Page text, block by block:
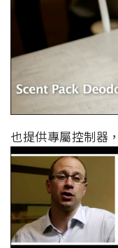
也提供專屬控制器